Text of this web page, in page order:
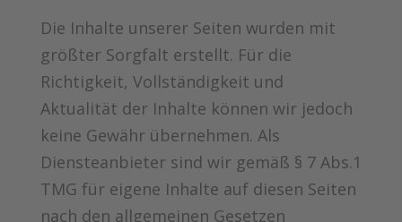
Die Inhalte unserer Seiten wurden mit
größter Sorgfalt erstellt. Für die
Richtigkeit, Vollständigkeit und
Aktualität der Inhalte können wir jedoch
keine Gewähr übernehmen. Als
Diensteanbieter sind wir gemäß § 7 Abs.1
TMG für eigene Inhalte auf diesen Seiten
nach den allgemeinen Gesetzen